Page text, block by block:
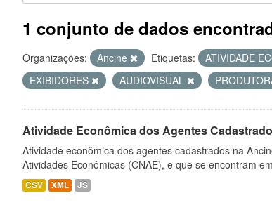
1 conjunto de dados
Organizações: Ancine Etiquetas: ATIVIDADE
EXIBIDORES
AUDIOVISUAL
Atividade Econômica dos Agentes
Atividade econômica dos agentes cadastrados na
Atividades Econômicas (CNAE), e que se encontram
CSV XML JS